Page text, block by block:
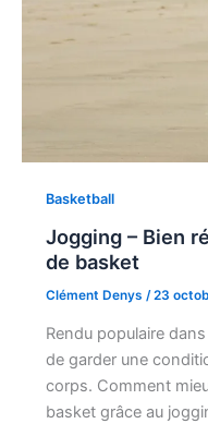
Basketball
Jogging – Bien
de basket
Clément Denys /23
Rendu populaire
de garder une
corps. Comment
basket grâce au